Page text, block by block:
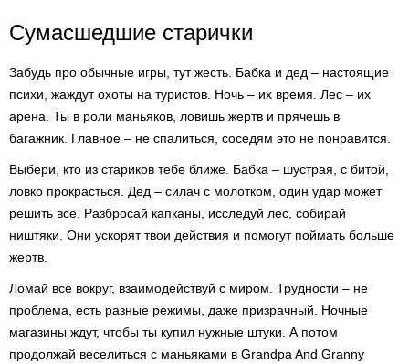
Сумасшедшие старички
Забудь про обычные игры, тут жесть. Бабка и дед – настоящие
психи, жаждут охоты на туристов. Ночь – их время. Лес – их
арена. Ты в роли маньяков, ловишь жертв и прячешь в
багажник. Главное – не спалиться, соседям это не понравится.
Выбери, кто из стариков тебе ближе. Бабка – шустрая, с битой,
ловко прокрасться. Дед – силач с молотком, один удар может
решить все. Разбросай капканы, исследуй лес, собирай
ништяки. Они ускорят твои действия и помогут поймать больше
жертв.
Ломай все вокруг, взаимодействуй с миром. Трудности – не
проблема, есть разные режимы, даже призрачный. Ночные
магазины ждут, чтобы ты купил нужные штуки. А потом
продолжай веселиться с маньяками в Grandpa And Granny